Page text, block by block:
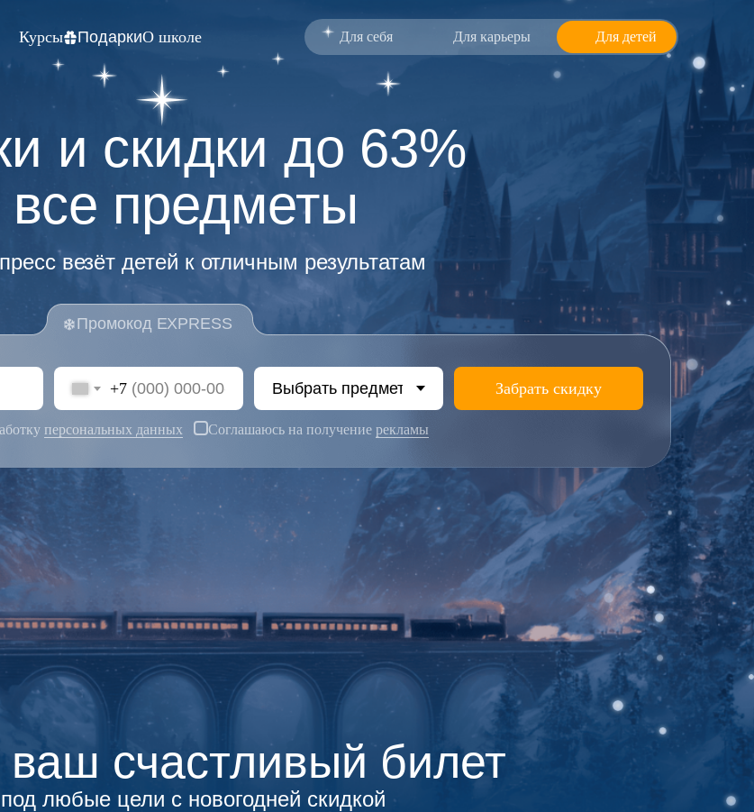
Курсы ПодаркиО школе Для детей
Для себя Для карьеры
и скидки до 63%
все предметы
везёт детей к отличным результатам
Промокод EXPRESS
+7
персональных данных Соглашаюсь на получение рекламы
Забрать скидку
счастливый билет
любые цели с новогодней скидкой